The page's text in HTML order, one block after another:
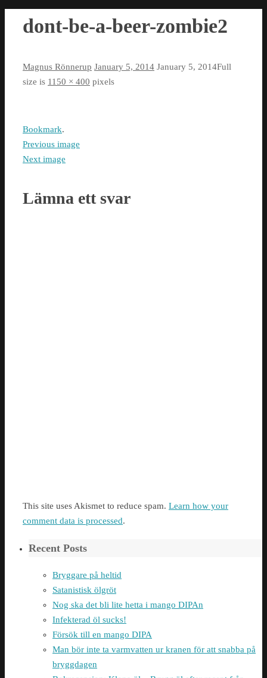
dont-be-a-beer-zombie2
Magnus Rönnerup January 5, 2014 January 5, 2014Full
size is 1150 × 400 pixels
Bookmark.
Previous image
Next image
Lämna ett svar
This site uses Akismet to reduce spam. Learn how your
comment data is processed.
Recent Posts
Bryggare på heltid
Satanistisk ölgröt
Nog ska det bli lite hetta i mango DIPAn
Infekterad öl sucks!
Försök till en mango DIPA
Man bör inte ta varmvatten ur kranen för att snabba på
bryggdagen